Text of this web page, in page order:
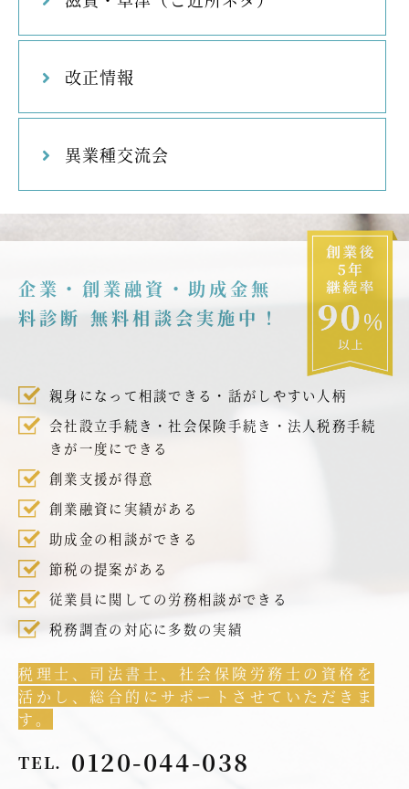
改正情報
異業種交流会
企業・創業融資・助成金無
料診断 無料相談会実施中！
親身になって相談できる・話がしやすい人柄
会社設立手続き・社会保険手続き・法人税務手続
きが一度にできる
創業支援が得意
創業融資に実績がある
助成金の相談ができる
節税の提案がある
従業員に関しての労務相談ができる
税務調査の対応に多数の実績
税理士、司法書士、社会保険労務士の資格を
活かし、総合的にサポートさせていただきま
す。
TEL. 0120-044-038